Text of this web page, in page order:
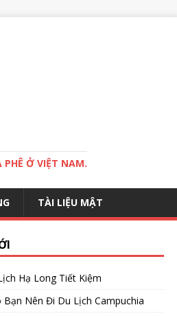
PHÊ Ở VIỆT NAM.
TÀI LIỆU MẬT
Hạ Long Tiết Kiệm
Bạn Nên Đi Du Lịch Campuchia